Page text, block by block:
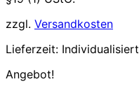
zzgl. Versandkosten
Lieferzeit: Individualisiert
Angebot!